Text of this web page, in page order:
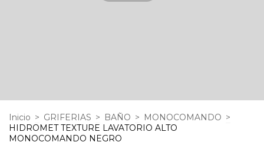
Inicio > GRIFERIAS > BAÑO > MONOCOMANDO >
HIDROMET TEXTURE LAVATORIO ALTO
MONOCOMANDO NEGRO